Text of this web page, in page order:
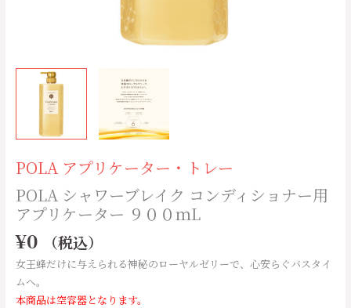
POLA アプリケーター・トレー
POLA シャワーブレイク コンディショナー用
アプリケーター ９００ｍL
¥0 （税込）
女王蜂だけに与えられる神秘のローヤルゼリーで、心安らぐバスタイ
ムへ。
本商品は空容器となります。
ア
ー
タ
ー
９
０
０
ｍ
L
個